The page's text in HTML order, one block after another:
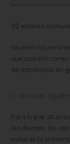
10 errores
Veamos los
que pueden
de ortodoncia en
Para lograr
los dientes, los
evitarás la